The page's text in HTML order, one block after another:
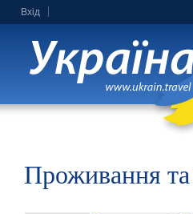
Вхід
Проживання